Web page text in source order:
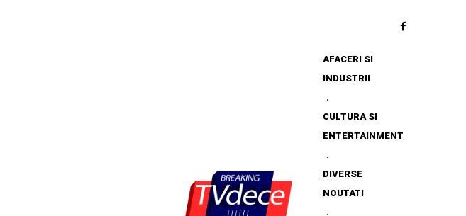
AFACERI SI
INDUSTRII
CULTURA SI
ENTERTAINMENT
DIVERSE
NOUTATI